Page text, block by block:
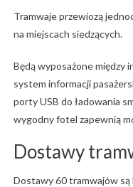
Tramwaje przewiozą
na miejscach siedzących.
Będą wyposażone między
system informacji
porty USB do ładowania
wygodny fotel zapewnią
Dostawy
Dostawy 60 tramwajów